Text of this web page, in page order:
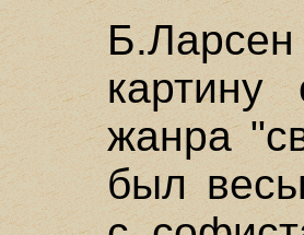
картину
жанра
был